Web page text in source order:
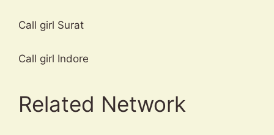
Call girl Surat
Call girl Indore
Related Network